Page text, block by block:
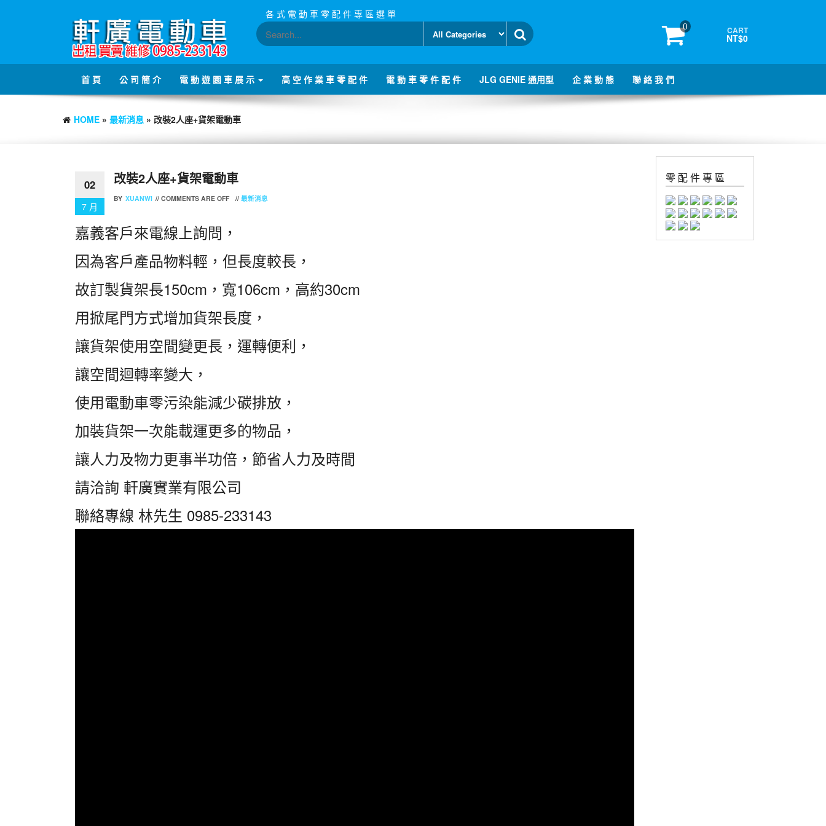
各 式 電 動 車 零 配 件 專 區 選 單
0 CART
NT$0
首 頁 公 司 簡 介 電 動 遊 園 車 展 示 高 空 作 業 車 零 配 件 電 動 車 零 件 配 件 JLG GENIE 通用型 企 業 動 態 聯 絡 我 們
HOME » 最新消息 » 改裝2人座+貨架電動車
02
7 月
改裝2人座+貨架電動車
BY XUANWI // COMMENTS ARE OFF // 最新消息
嘉義客戶來電線上詢問，
因為客戶產品物料輕，但長度較長，
故訂製貨架長150cm，寬106cm，高約30cm
用掀尾門方式增加貨架長度，
讓貨架使用空間變更長，運轉便利，
讓空間迴轉率變大，
使用電動車零污染能減少碳排放，
加裝貨架一次能載運更多的物品，
讓人力及物力更事半功倍，節省人力及時間
請洽詢 軒廣實業有限公司
聯絡專線 林先生 0985-233143
零 配 件 專 區